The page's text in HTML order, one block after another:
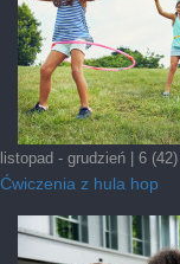
listopad - grudzień | 6
Ćwiczenia z hula hop